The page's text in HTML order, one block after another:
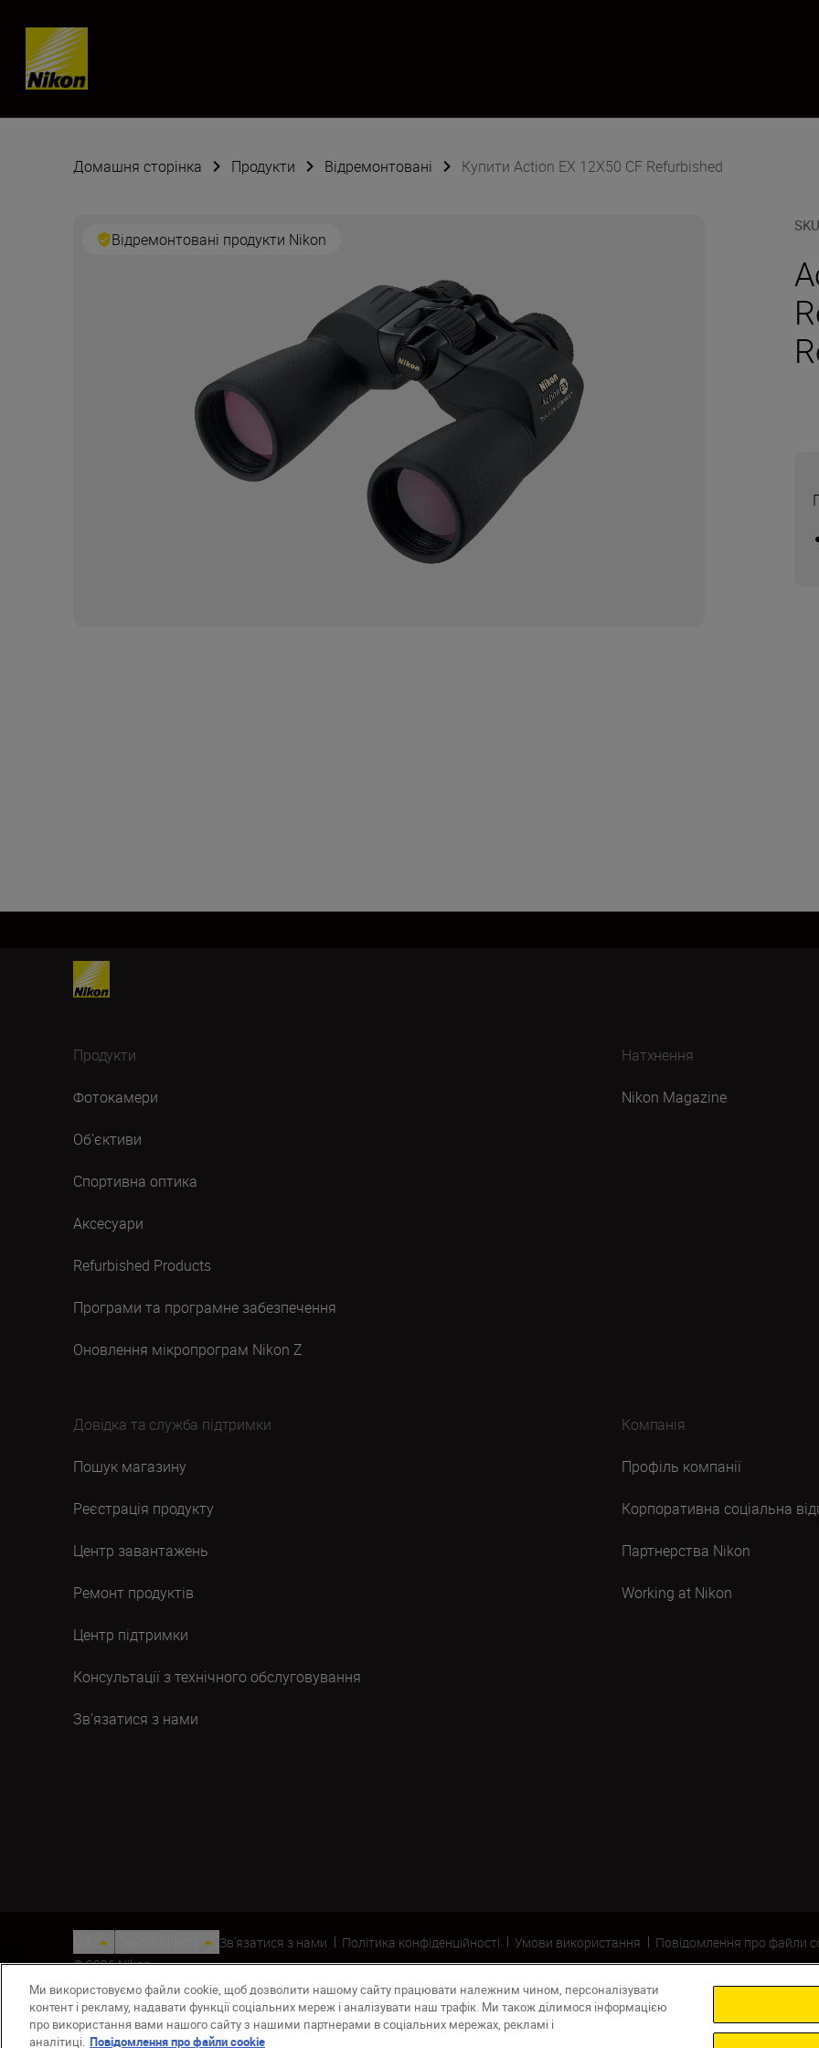
Skip content
Домашня сторінка Продукти Відремонтовані Купити Action EX 12X50 CF Refurbished
Відремонтовані продукти Nikon
SKU
Продукти
Фотокамери
Об’єктиви
Спортивна оптика
Аксесуари
Refurbished Products
Програми та програмне забезпечення
Оновлення мікропрограм Nikon Z
Натхнення
Nikon Magazine
Довідка та служба підтримки
Пошук магазину
Реєстрація продукту
Центр завантажень
Ремонт продуктів
Центр підтримки
Консультації з технічного обслуговування
Зв’язатися з нами
Компанія
Профіль компанії
Корпоративна соціальна
Партнерства Nikon
Working at Nikon
Зв’язатися з нами Політика конфіденційності Умови використання Повідомлення про файли
© 2026 Nikon
Ми використовуємо файли cookie, щоб дозволити нашому сайту працювати належним чином, персоналізувати
контент і рекламу, надавати функції соціальних мереж і аналізувати наш трафік. Ми також ділимося інформацією
про використання вами нашого сайту з нашими партнерами в соціальних мережах, рекламі і
аналітиці. Повідомлення про файли cookie